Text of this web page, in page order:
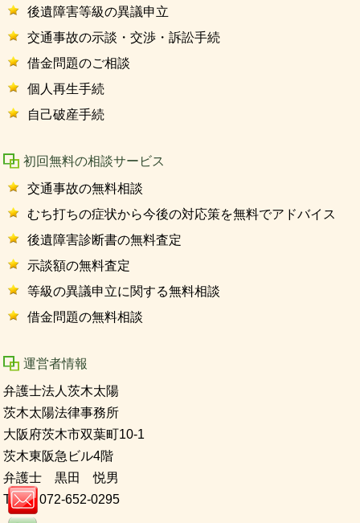
後遺障害等級の異議申立
交通事故の示談・交渉・訴訟手続
借金問題のご相談
個人再生手続
自己破産手続
初回無料の相談サービス
交通事故の無料相談
むち打ちの症状から今後の対応策を無料でアドバイス
後遺障害診断書の無料査定
示談額の無料査定
等級の異議申立に関する無料相談
借金問題の無料相談
運営者情報
弁護士法人茨木太陽
茨木太陽法律事務所
大阪府茨木市双葉町10-1
茨木東阪急ビル4階
弁護士 黒田 悦男
TEL 072-652-0295